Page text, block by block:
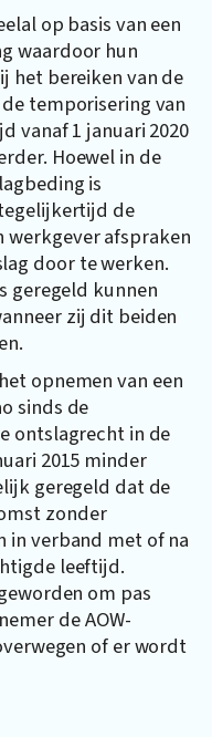
op basis van een
waardoor hun
het bereiken van de
temporisering van
vanaf 1 januari 2020
Hoewel in de
is
de
afspraken
door te werken.
geregeld kunnen
zij dit beiden
opnemen van een
sinds de
ontslagrecht in de
2015 minder
geregeld dat de
zonder
in verband met of na
leeftijd.
om pas
de AOW-
of er wordt